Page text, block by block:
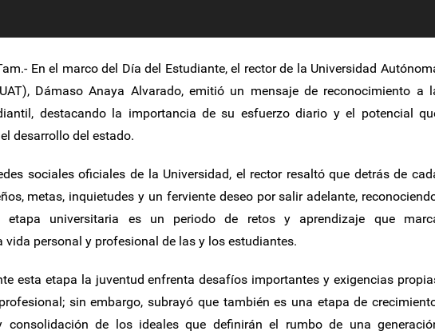
En el marco del Día del Estudiante, el rector de la Universidad
Dámaso Anaya Alvarado, emitió un mensaje de reconocimiento a
destacando la importancia de su esfuerzo diario y el potencial
desarrollo del estado.
sociales oficiales de la Universidad, el rector resaltó que detrás de
metas, inquietudes y un ferviente deseo por salir adelante,
etapa universitaria es un periodo de retos y aprendizaje que
vida personal y profesional de las y los estudiantes.
esta etapa la juventud enfrenta desafíos importantes y exigencias
sin embargo, subrayó que también es una etapa de
consolidación de los ideales que definirán el rumbo de una